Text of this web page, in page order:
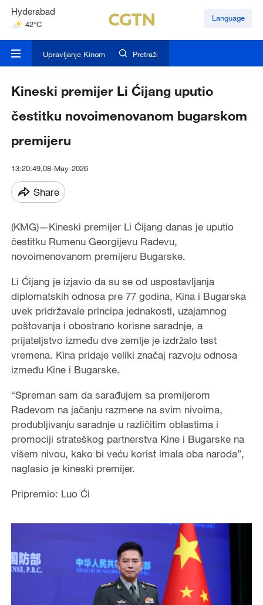
Hyderabad
42°C
Mumbai
Language
Upravljanje Kinom Pretraži
Kineski premijer Li Ćijang uputio
čestitku novoimenovanom bugarskom
premijeru
13:20:49,08-May-2026
Share
(KMG)—Kineski premijer Li Ćijang danas je uputio
čestitku Rumenu Georgijevu Radevu,
novoimenovanom premijeru Bugarske.
Li Ćijang je izjavio da su se od uspostavljanja
diplomatskih odnosa pre 77 godina, Kina i Bugarska
uvek pridržavale principa jednakosti, uzajamnog
poštovanja i obostrano korisne saradnje, a
prijateljstvo između dve zemlje je izdržalo test
vremena. Kina pridaje veliki značaj razvoju odnosa
između Kine i Bugarske.
“Spreman sam da sarađujem sa premijerom
Radevom na jačanju razmene na svim nivoima,
produbljivanju saradnje u različitim oblastima i
promociji strateškog partnerstva Kine i Bugarske na
višem nivou, kako bi veću korist imala oba naroda”,
naglasio je kineski premijer.
Pripremio: Luo Ći